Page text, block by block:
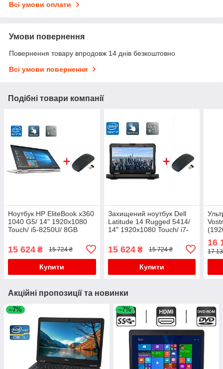
Всі умови оплати
Умови повернення
Повернення товару впродовж 14 днів безкоштовно
Всі умови повернення
Подібні товари компанії
Ноутбук HP EliteBook x360
1040 G5/ 14" 1920x1080
Touch/ i5-8250U/ 8GB
620+Бездротова миша
USB
15 624 ₴ 15 724 ₴
Купити
Захищений ноутбук Dell
Latitude 14 Rugged 5414/
14" 1920x1080 Touch/ i7-
SSD/ HD 520+Бездротова
миша USB
15 624₴ 15 724 ₴
Купити
GB
2GB
16
17
Акційні пропозиції та новинки
–7% –7%